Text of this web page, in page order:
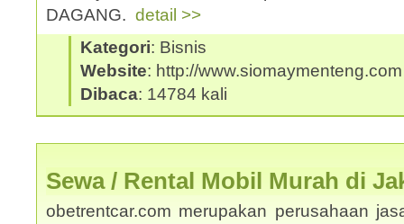
DAGANG. detail >>
Kategori: Bisnis
Website: http://www.siomaymenteng.com
Dibaca: 14784 kali
Sewa / Rental Mobil Murah di
obetrentcar.com merupakan perusahaan